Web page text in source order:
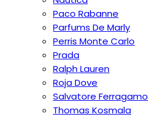
Paco Rabanne
Parfums De Marly
Perris Monte Carlo
Prada
Ralph Lauren
Roja Dove
Salvatore Ferragamo
Thomas Kosmala